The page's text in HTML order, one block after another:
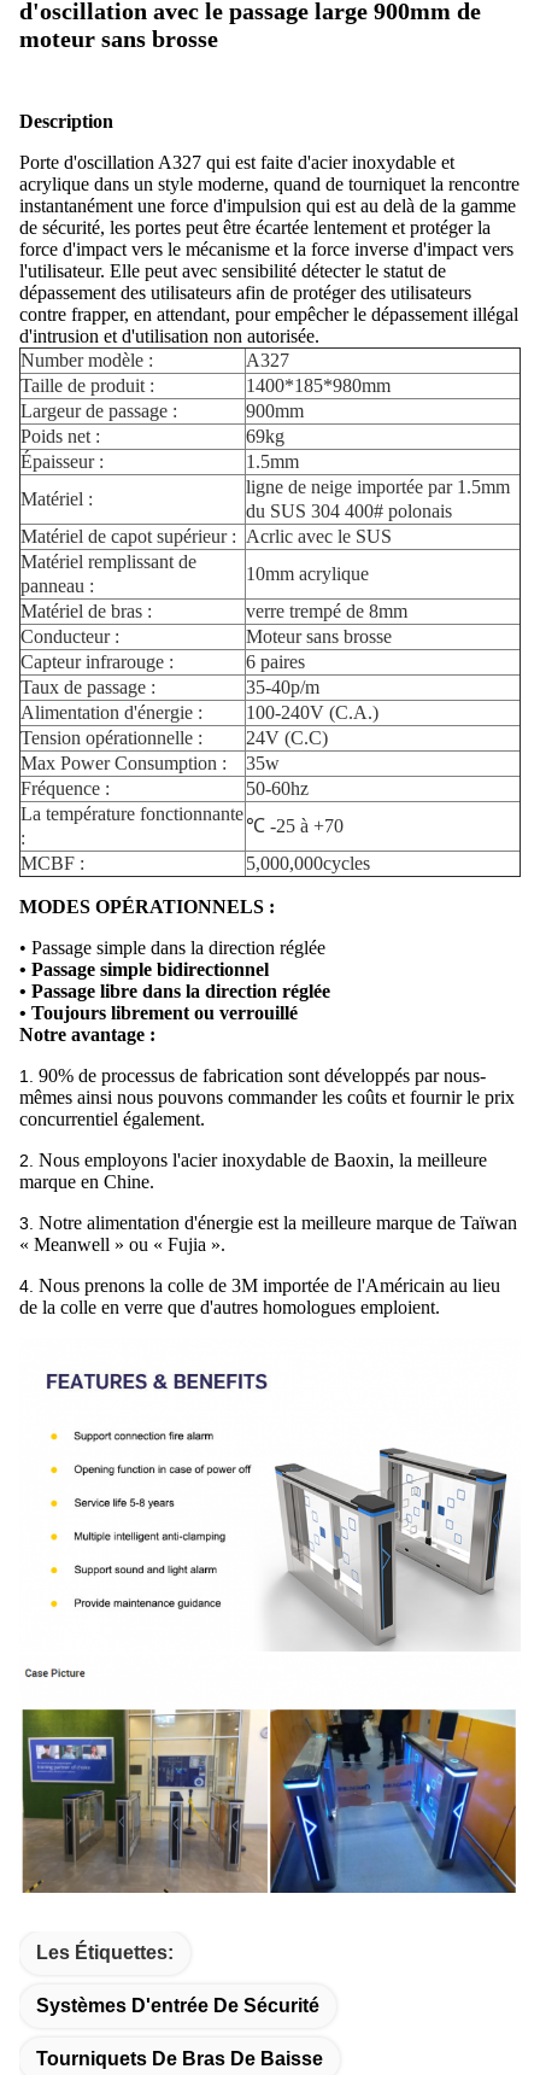
d'oscillation avec le passage large 900mm de
moteur sans brosse
Description
Porte d'oscillation A327 qui est faite d'acier inoxydable et
acrylique dans un style moderne, quand de tourniquet la rencontre
instantanément une force d'impulsion qui est au delà de la gamme
de sécurité, les portes peut être écartée lentement et protéger la
force d'impact vers le mécanisme et la force inverse d'impact vers
l'utilisateur. Elle peut avec sensibilité détecter le statut de
dépassement des utilisateurs afin de protéger des utilisateurs
contre frapper, en attendant, pour empêcher le dépassement illégal
d'intrusion et d'utilisation non autorisée.
Number modèle :
A327
Taille de produit :
1400*185*980mm
Largeur de passage :
900mm
Poids net :
69kg
Épaisseur :
1.5mm
Matériel :
ligne de neige importée par 1.5mm
du SUS 304 400# polonais
Matériel de capot supérieur : Acrlic avec le SUS
Matériel remplissant de
panneau :
10mm acrylique
Matériel de bras :
verre trempé de 8mm
Conducteur :
Moteur sans brosse
Capteur infrarouge :
6 paires
Taux de passage :
35-40p/m
Alimentation d'énergie :
100-240V (C.A.)
Tension opérationnelle :
24V (C.C)
Max Power Consumption :
35w
Fréquence :
50-60hz
La température fonctionnante
:
℃ -25 à +70
MCBF :
5,000,000cycles
MODES OPÉRATIONNELS :
• Passage simple dans la direction réglée
• Passage simple bidirectionnel
• Passage libre dans la direction réglée
• Toujours librement ou verrouillé
Notre avantage :
1. 90% de processus de fabrication sont développés par nous-
mêmes ainsi nous pouvons commander les coûts et fournir le prix
concurrentiel également.
2. Nous employons l'acier inoxydable de Baoxin, la meilleure
marque en Chine.
3. Notre alimentation d'énergie est la meilleure marque de Taïwan
« Meanwell » ou « Fujia ».
4. Nous prenons la colle de 3M importée de l'Américain au lieu
de la colle en verre que d'autres homologues emploient.
Les Étiquettes:
Systèmes D'entrée De Sécurité
Tourniquets De Bras De Baisse